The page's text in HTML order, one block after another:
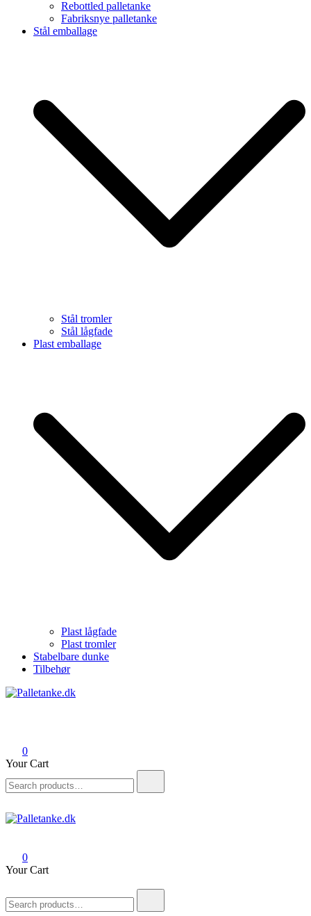
Rebottled palletanke
Fabriksnye palletanke
Stål emballage
Stål tromler
Stål lågfade
Plast emballage
Plast lågfade
Plast tromler
Stabelbare dunke
Tilbehør
0
Your Cart
for:
0
Your Cart
for: